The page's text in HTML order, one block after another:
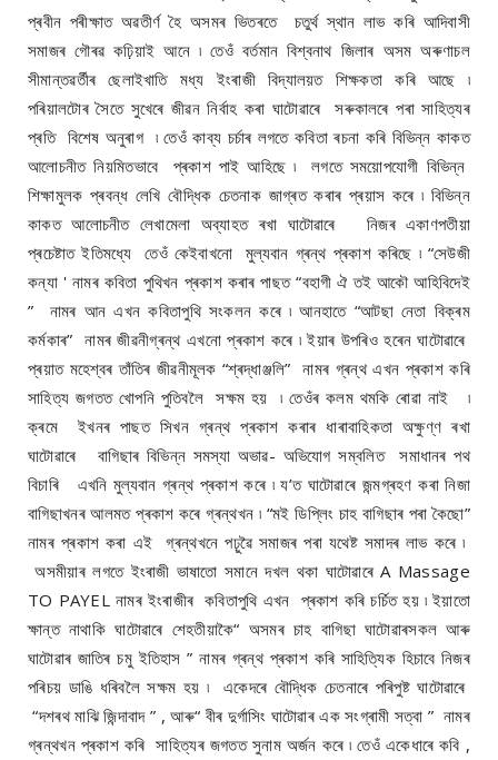
প্ৰবীন পৰীক্ষাত অৱতীৰ্ণ হৈ অসমৰ ভিতৰতে চতুৰ্থ স্থান লাভ কৰি আদিবাসী
সমাজৰ গৌৰৱ কঢ়িয়াই আনে ৷ তেওঁ বৰ্তমান বিশ্বনাথ জিলাৰ অসম অৰুণাচল
সীমান্তৱৰ্তীৰ ছেলাইখাতি মধ্য ইংৰাজী বিদ্যালয়ত শিক্ষকতা কৰি আছে ৷
পৰিয়ালটোৰ সৈতে সুখেৰে জীৱন নিৰ্বাহ কৰা ঘাটোৱাৰে সৰুকালৰে পৰা সাহিত্যৰ
প্ৰতি বিশেষ অনুৰাগ ৷ তেওঁ কাব্য চৰ্চাৰ লগতে কবিতা ৰচনা কৰি বিভিন্ন কাকত
আলোচনীত নিয়মিতভাবে প্ৰকাশ পাই আহিছে ৷ লগতে সময়োপযোগী বিভিন্ন
শিক্ষামুলক প্ৰবন্ধ লেখি বৌদ্ধিক চেতনাক জাগ্ৰত কৰাৰ প্ৰয়াস কৰে ৷ বিভিন্ন
কাকত আলোচনীত লেখামেলা অব্যাহত ৰখা ঘাটোৱাৰে নিজৰ একাণপতীয়া
প্ৰচেষ্টাত ইতিমধ্যে তেওঁ কেইবাখনো মুল্যবান গ্ৰন্থ প্ৰকাশ কৰিছে ৷ “সেউজী
কন্যা ' নামৰ কবিতা পুথিখন প্ৰকাশ কৰাৰ পাছত “বহাগী ঐ তই আকৌ আহিবিদেই
” নামৰ আন এখন কবিতাপুথি সংকলন কৰে ৷ আনহাতে “আটছা নেতা বিক্ৰম
কৰ্মকাৰ” নামৰ জীৱনীগ্ৰন্থ এখনো প্ৰকাশ কৰে ৷ ইয়াৰ উপৰিও হৰেন ঘাটোৱাৰে
প্ৰয়াত মহেশ্বৰ তাঁতিৰ জীৱনীমূলক “শ্ৰদ্ধাঞ্জলি” নামৰ গ্ৰন্থ এখন প্ৰকাশ কৰি
সাহিত্য জগতত খোপনি পুতিবলৈ সক্ষম হয় ৷ তেওঁৰ কলম থমকি ৰোৱা নাই ৷
ক্ৰমে ইখনৰ পাছত সিখন গ্ৰন্থ প্ৰকাশ কৰাৰ ধাৰাবাহিকতা অক্ষুণ্ণ ৰখা
ঘাটোৱাৰে বাগিছাৰ বিভিন্ন সমস্যা অভাৱ- অভিযোগ সম্বলিত সমাধানৰ পথ
বিচাৰি এখনি মুল্যবান গ্ৰন্থ প্ৰকাশ কৰে ৷ য’ত ঘাটোৱাৰে জন্মগ্ৰহণ কৰা নিজা
বাগিছাখনৰ আলমত প্ৰকাশ কৰে গ্ৰন্থখন ৷ “মই ডিপ্লিং চাহ বাগিছাৰ পৰা কৈছো”
নামৰ প্ৰকাশ কৰা এই গ্ৰন্থখনে পঢ়ুৱৈ সমাজৰ পৰা যথেষ্ট সমাদৰ লাভ কৰে ৷
অসমীয়াৰ লগতে ইংৰাজী ভাষাতো সমানে দখল থকা ঘাটোৱাৰে A Massage
TO PAYEL নামৰ ইংৰাজীৰ কবিতাপুথি এখন প্ৰকাশ কৰি চৰ্চিত হয় ৷ ইয়াতো
ক্ষান্ত নাথাকি ঘাটোৱাৰে শেহতীয়াকৈ“ অসমৰ চাহ বাগিছা ঘাটোৱাৰসকল আৰু
ঘাটোৱাৰ জাতিৰ চমু ইতিহাস ” নামৰ গ্ৰন্থ প্ৰকাশ কৰি সাহিত্যিক হিচাবে নিজৰ
পৰিচয় ডাঙি ধৰিবলৈ সক্ষম হয় ৷ একেদৰে বৌদ্ধিক চেতনাৰে পৰিপুষ্ট ঘাটোৱাৰে
“দশৰথ মাঝি জিন্দাবাদ ” , আৰু“ বীৰ দুৰ্গাসিং ঘাটোৱাৰ এক সংগ্ৰামী সত্বা ” নামৰ
গ্ৰন্থখন প্ৰকাশ কৰি সাহিত্যৰ জগতত সুনাম অৰ্জন কৰে ৷ তেওঁ একেধাৰে কবি ,